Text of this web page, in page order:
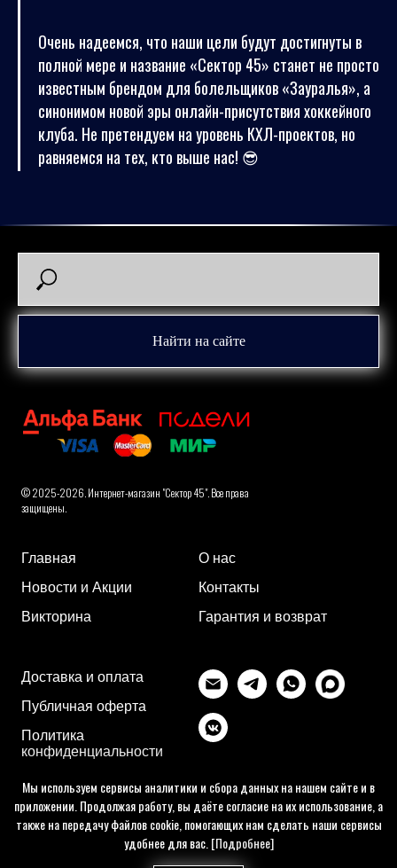
Мы используем сервисы аналитики и сбора данных на нашем сайте и в
приложении. Продолжая работу, вы даёте согласие на их использование, а
также на передачу файлов cookie, помогающих нам сделать наши сервисы
удобнее для вас.[Подробнее]
Очень надеемся, что наши цели будут достигнуты в
полной мере и название «Сектор 45» станет не просто
известным брендом для болельщиков «Зауралья», а
синонимом новой эры онлайн-присутствия хоккейного
клуба. Не претендуем на уровень КХЛ-проектов, но
равняемся на тех, кто выше нас! 😎
Найти на сайте
© 2025-2026. Интернет-магазин "Сектор 45". Все права
защищены.
Главная
Новости и Акции
Викторина
О нас
Контакты
Гарантия и возврат
Доставка и оплата
Публичная оферта
Политика
конфиденциальности